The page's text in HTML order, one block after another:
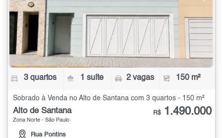
3 quartos 1 suíte 2 vagas 150 m²
Sobrado à Venda no Alto de Santana com 3 quartos - 150 m²
Alto de Santana
Zona Norte - São Paulo
Rua Pontins
R$ 1.490.000